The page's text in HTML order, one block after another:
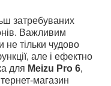
затребуваних
Важливим
тільки чудово
але і ефектно
для Meizu Pro 6,
магазин